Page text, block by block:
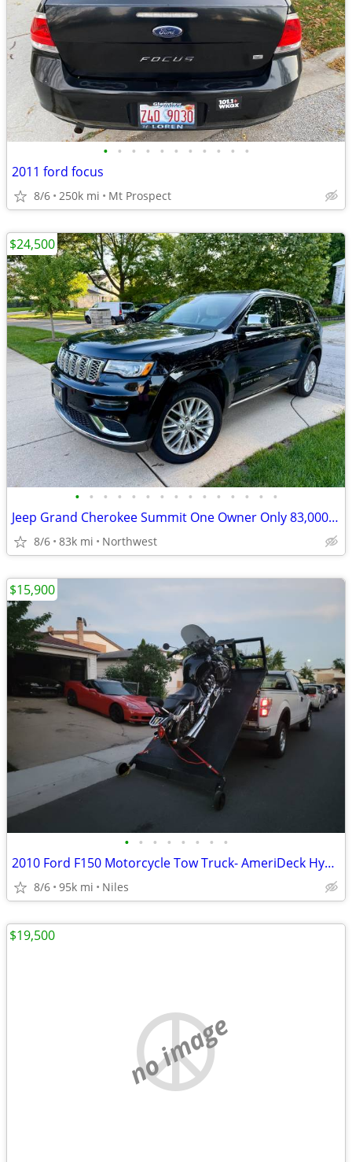
• • • • • • • • • • •
2011 ford focus
8/6 250k mi Mt Prospect
• • • • • • • • • • • • • • •
Jeep Grand Cherokee Summit One Owner Only 83,000 miles
8/6 83k mi Northwest
$24,500
• • • • • • • •
2010 Ford F150 Motorcycle Tow Truck- AmeriDeck Hydraulic Lift Bed
8/6 95k mi Niles
$15,900
no image
$19,500